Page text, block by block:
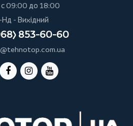
09:00 до 18:00
- Вихідний
853-60-60